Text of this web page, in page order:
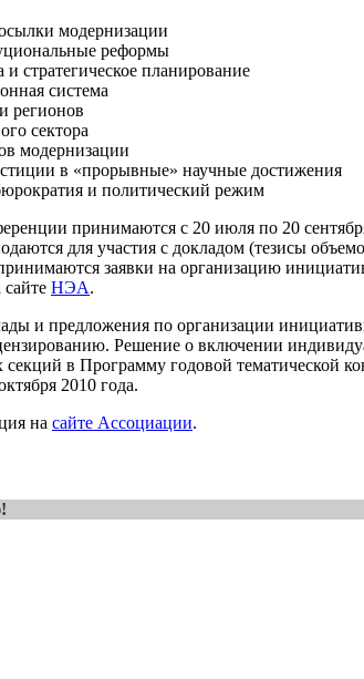
модернизации
реформы
стратегическое планирование
система
регионов
сектора
модернизации
в «прорывные» научные достижения
и политический режим
принимаются с 20 июля по 20
для участия с докладом (тезисы
заявки на организацию
НЭА.
и предложения по организации
Решение о включении
в Программу годовой тематической
2010 года.
на сайте Ассоциации.